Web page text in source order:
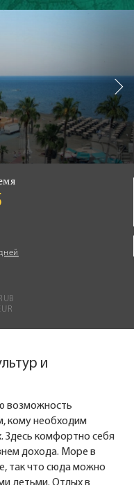
и
возможность
кому необходим
Здесь комфортно себя
дохода. Море в
так что сюда можно